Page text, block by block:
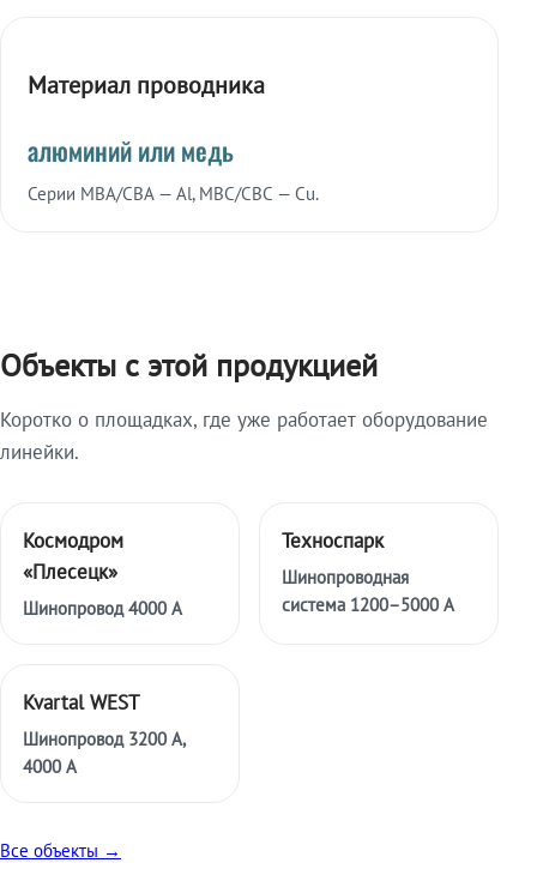
Материал проводника
алюминий или медь
Серии МВА/СВА — Al, МВС/СВС — Cu.
Объекты с этой продукцией
Коротко о площадках, где уже работает оборудование
линейки.
Космодром
«Плесецк»
Шинопровод 4000 А
Техноспарк
Шинопроводная
система 1200–5000 А
Kvartal WEST
Шинопровод 3200 А,
4000 А
Все объекты →